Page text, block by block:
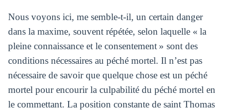
Nous voyons ici, me semble-t-il, un certain danger
dans la maxime, souvent répétée, selon laquelle « la
pleine connaissance et le consentement » sont des
conditions nécessaires au péché mortel. Il n’est pas
nécessaire de savoir que quelque chose est un péché
mortel pour encourir la culpabilité du péché mortel en
le commettant. La position constante de saint Thomas